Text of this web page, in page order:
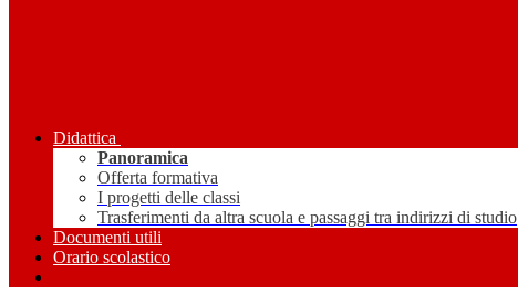
Didattica
Panoramica
Offerta formativa
I progetti delle classi
Trasferimenti da altra scuola e passaggi tra indirizzi di studio
Documenti utili
Orario scolastico